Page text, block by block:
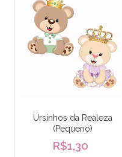
Ursinhos da Realeza
(Pequeno)
R$1,30